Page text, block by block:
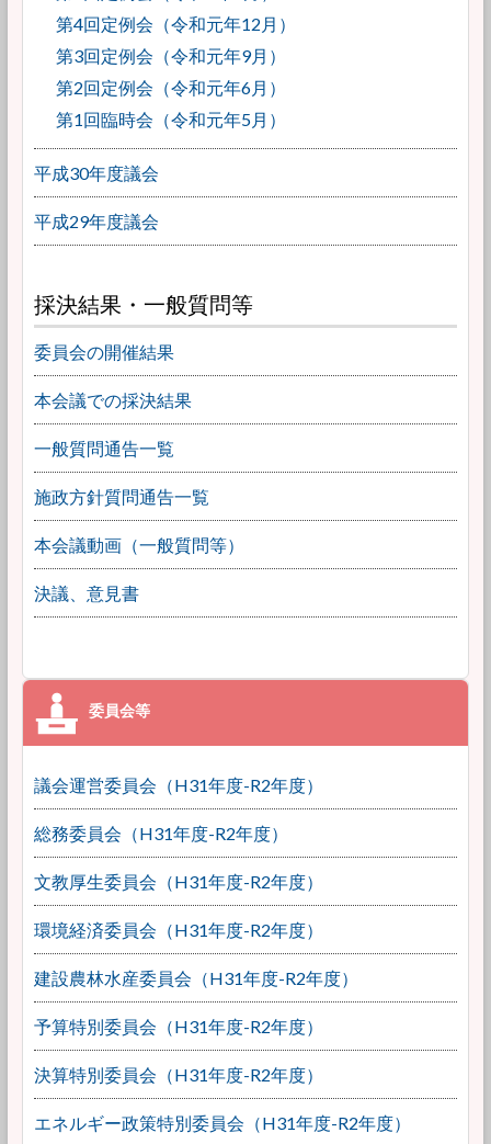
第4回定例会（令和元年12月）
第3回定例会（令和元年9月）
第2回定例会（令和元年6月）
第1回臨時会（令和元年5月）
平成30年度議会
平成29年度議会
採決結果・一般質問等
委員会の開催結果
本会議での採決結果
一般質問通告一覧
施政方針質問通告一覧
本会議動画（一般質問等）
決議、意見書
議会運営委員会（H31年度-R2年度）
総務委員会（H31年度-R2年度）
文教厚生委員会（H31年度-R2年度）
環境経済委員会（H31年度-R2年度）
建設農林水産委員会（H31年度-R2年度）
予算特別委員会（H31年度-R2年度）
決算特別委員会（H31年度-R2年度）
エネルギー政策特別委員会（H31年度-R2年度）